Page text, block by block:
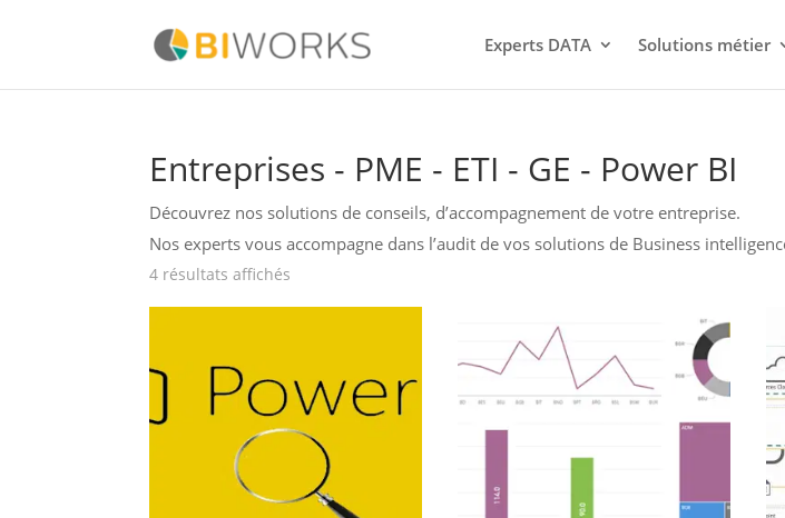
Experts DATA Solutions métier
Entreprises - PME - ETI - GE - Power BI
Découvrez nos solutions de conseils, d’accompagnement de votre entreprise.
Nos experts vous accompagne dans l’audit de vos solutions de Business
4 résultats affichés